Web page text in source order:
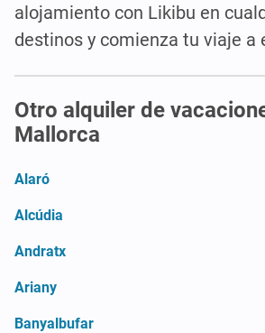
alojamiento con Likibu en
destinos y comienza tu viaje a
Otro alquiler de
Mallorca
Alaró
Alcúdia
Andratx
Ariany
Banyalbufar